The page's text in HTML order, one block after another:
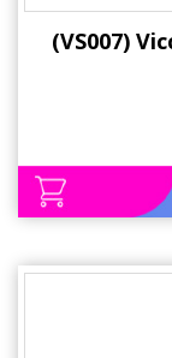
(VS007)